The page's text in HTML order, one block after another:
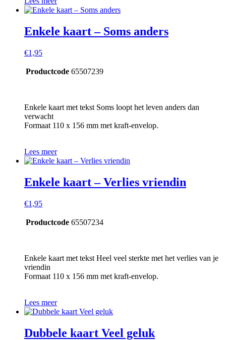
Enkele kaart – Soms anders
€1,95
Productcode 65507239
Enkele kaart met tekst Soms loopt het leven anders dan
verwacht
Formaat 110 x 156 mm met kraft-envelop.
Lees meer
Enkele kaart – Verlies vriendin
€1,95
Productcode 65507234
Enkele kaart met tekst Heel veel sterkte met het verlies van je
vriendin
Formaat 110 x 156 mm met kraft-envelop.
Lees meer
Dubbele kaart Veel geluk